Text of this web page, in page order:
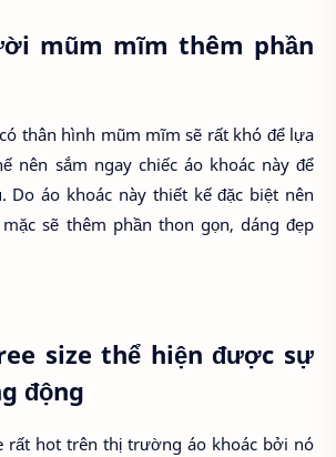
mũm mĩm thêm phần
thân hình mũm mĩm sẽ rất khó để lựa
nên sắm ngay chiếc áo khoác này để
Do áo khoác này thiết kế đặc biệt nên
sẽ thêm phần thon gọn, dáng đẹp
size thể hiện được sự
động
rất hot trên thị trường áo khoác bởi nó